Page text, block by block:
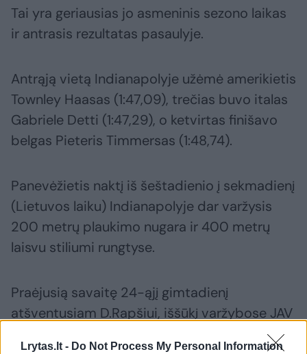
Lrytas.lt - Do Not Process My Personal Information
Tai yra geriausias jo asmeninis sezono laikas
ir antrasis rezultatas pasaulyje.
Antrąją vietą Indianapolyje užėmė amerikietis
Townley Haasas (1:47,09), trečias buvo italas
Gabriele Detti (1:47,29), o ketvirtas finišavo
belgas Pieteris Timmersas (1:48,74).
Panevėžietis naktį iš šeštadienio į sekmadienį
(Lietuvos laiku) Indianapolyje dar varžysis
200 metrų plaukimo nugara ir 400 metrų
laisvu stiliumi rungtyse.
Praėjusią savaitę 24-ąjį gimtadienį
atšventusiam D.Rapšiui, iššūkį varžybose JAV
meta tituluoti amerikiečiai Ryanas Murphy,